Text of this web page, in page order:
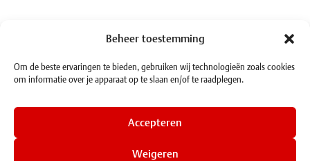
Beheer toestemming
Om de beste ervaringen te bieden, gebruiken wij technologieën zoals cookies
om informatie over je apparaat op te slaan en/of te raadplegen.
Accepteren
Weigeren
© Plantin Instituut voor Typografie 2026
·
Algemene voorwaarden · Privacy